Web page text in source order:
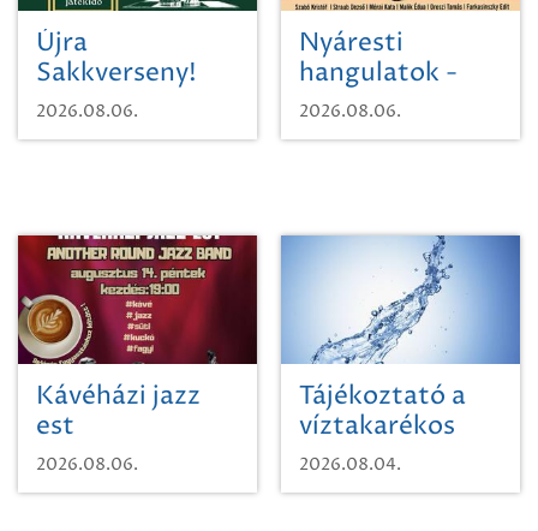
Újra
Sakkverseny!
2026.08.06.
Nyáresti
hangulatok -
Mágnás Miska
2026.08.06.
Kávéházi jazz
est
2026.08.06.
Tájékoztató a
víztakarékos
vízhasználatról
2026.08.04.